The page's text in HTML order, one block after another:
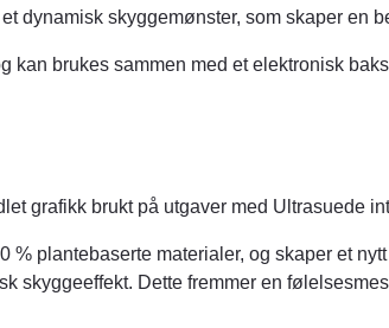
dynamisk skyggemønster, som skaper en
kan brukes sammen med et elektronisk
grafikk brukt på utgaver med Ultrasuede
plantebaserte materialer, og skaper et
skyggeeffekt. Dette fremmer en